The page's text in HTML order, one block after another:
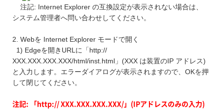
注記: Internet Explorer の互換設定が表示されない場合は、
システム管理者へ問い合わせしてください。
2. Webを Internet Explorer モードで開く
1) Edgeを開きURLに「http://
XXX.XXX.XXX.XXX/html/inst.html」(XXX は装置のIP アドレス)
と入力します。エラーダイアログが表示されますので、OKを押
して閉じてください。
注記: 「http:// XXX.XXX.XXX.XXX/」(IPアドレスのみの入力)